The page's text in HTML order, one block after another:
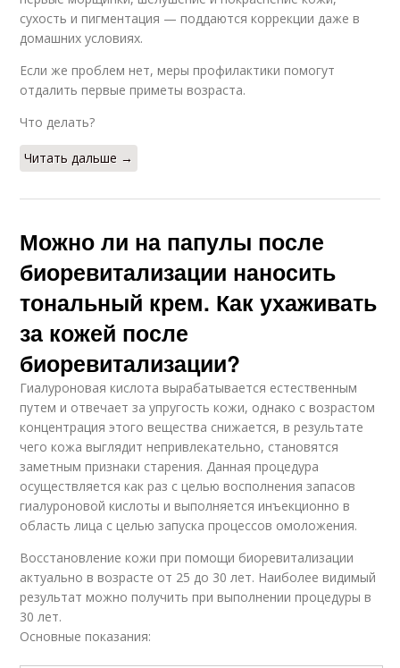
сухость и пигментация — поддаются коррекции даже в
домашних условиях.
Если же проблем нет, меры профилактики помогут
отдалить первые приметы возраста.
Что делать?
Читать дальше →
Можно ли на папулы после
биоревитализации наносить
тональный крем. Как ухаживать
за кожей после
биоревитализации?
Гиалуроновая кислота вырабатывается естественным
путем и отвечает за упругость кожи, однако с возрастом
концентрация этого вещества снижается, в результате
чего кожа выглядит непривлекательно, становятся
заметным признаки старения. Данная процедура
осуществляется как раз с целью восполнения запасов
гиалуроновой кислоты и выполняется инъекционно в
область лица с целью запуска процессов омоложения.
Восстановление кожи при помощи биоревитализации
актуально в возрасте от 25 до 30 лет. Наиболее видимый
результат можно получить при выполнении процедуры в
30 лет.
Основные показания: